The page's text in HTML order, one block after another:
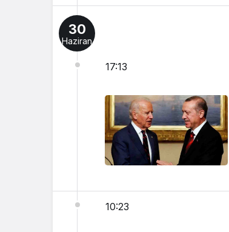
30
Haziran
17:13
10:23